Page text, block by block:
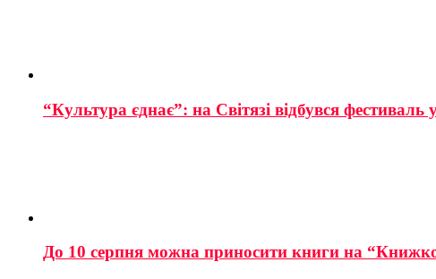
“Культура єднає”: на Світязі відбувся
До 10 серпня можна приносити книги на